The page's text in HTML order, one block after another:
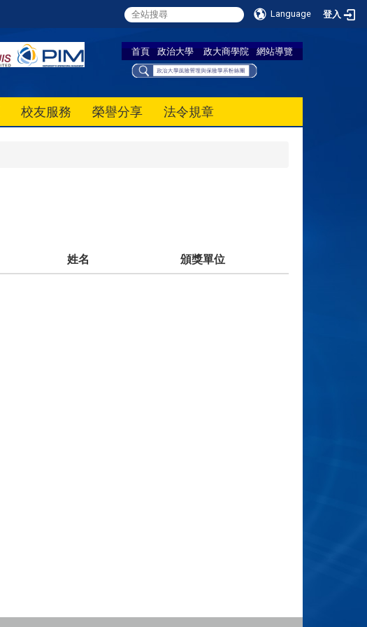
Language 登入
首頁 政治大學 政大商學院 網站導覽
校友服務 榮譽分享 法令規章
姓名 頒獎單位